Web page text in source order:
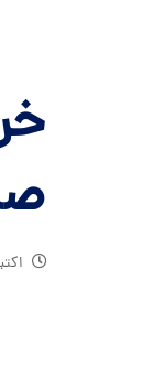
اکتبر ۱۲,